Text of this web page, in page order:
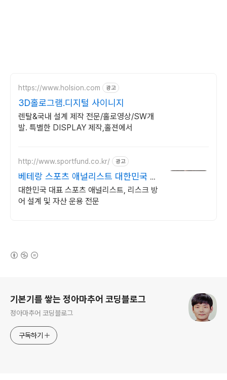
https://www.holsion.com 광고
3D홀로그램.디지털 사이니지
렌탈&국내 설계 제작 전문/홀로영상/SW개
발. 특별한 DISPLAY 제작,홀젼에서
http://www.sportfund.co.kr/ 광고
베테랑 스포츠 애널리스트 대한민국 1
순위 전력 분석가
대한민국 대표 스포츠 애널리스트, 리스크 방
어 설계 및 자산 운용 전문
기본기를 쌓는 정아마추어 코딩블로그
정아마추어 코딩블로그
구독하기